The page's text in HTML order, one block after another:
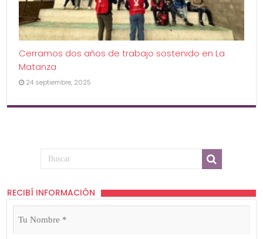
Cerramos dos años de trabajo sostenido en La
Matanza
24 septiembre, 2025
RECIBÍ INFORMACIÓN
Tu
Nombre